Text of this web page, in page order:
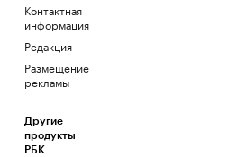
Контактная
информация
Редакция
Размещение
рекламы
Другие
продукты
РБК